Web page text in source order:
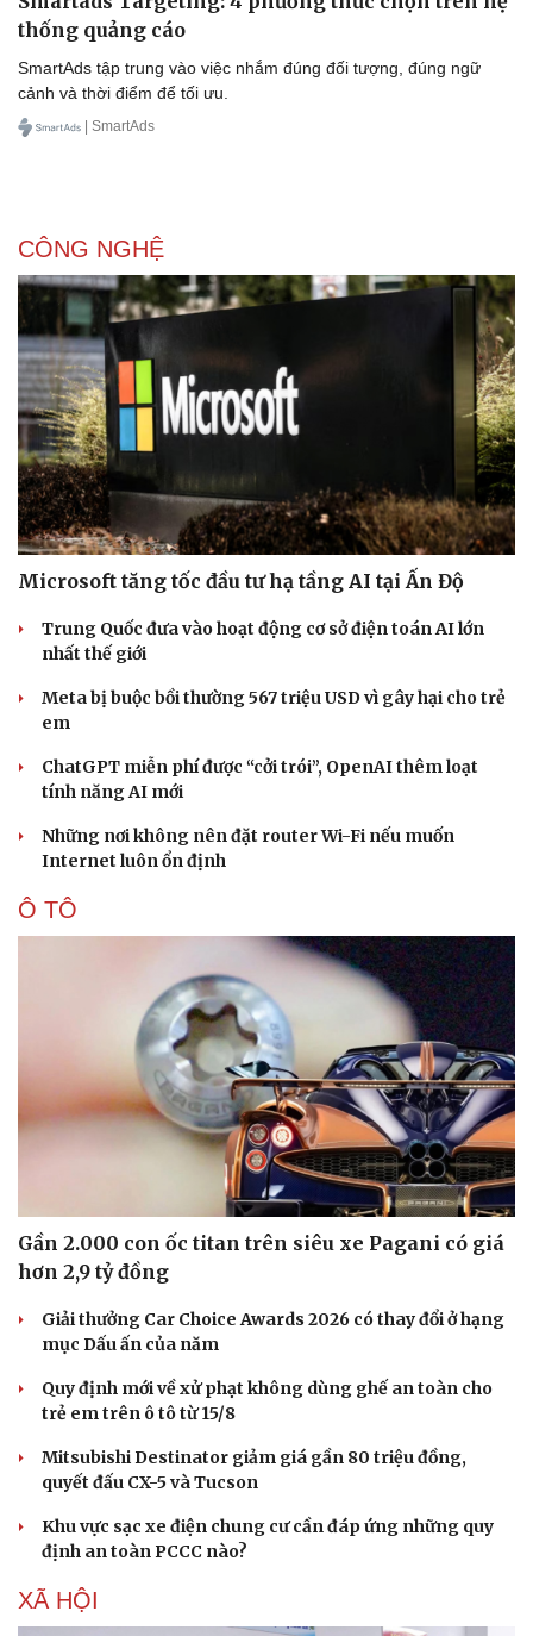
Cây thuốc
Sản phụ khoa
Nhi khoa
Nam khoa
Làm đẹp - giảm cân
Ăn sạch sống khỏe
Đời sống
Nhà đẹp
Blog
thống quảng cáo
SmartAds tập trung vào việc nhắm đúng đối tượng, đúng ngữ
cảnh và thời điểm để tối ưu.
| SmartAds
CÔNG NGHỆ
Microsoft tăng tốc đầu tư hạ tầng AI tại Ấn Độ
Trung Quốc đưa vào hoạt động cơ sở điện toán AI lớn
nhất thế giới
Meta bị buộc bồi thường 567 triệu USD vì gây hại cho trẻ
em
ChatGPT miễn phí được “cởi trói”, OpenAI thêm loạt
tính năng AI mới
Những nơi không nên đặt router Wi-Fi nếu muốn
Internet luôn ổn định
Ô TÔ
Gần 2.000 con ốc titan trên siêu xe Pagani có giá
hơn 2,9 tỷ đồng
Giải thưởng Car Choice Awards 2026 có thay đổi ở hạng
mục Dấu ấn của năm
Quy định mới về xử phạt không dùng ghế an toàn cho
trẻ em trên ô tô từ 15/8
Mitsubishi Destinator giảm giá gần 80 triệu đồng,
quyết đấu CX-5 và Tucson
Khu vực sạc xe điện chung cư cần đáp ứng những quy
định an toàn PCCC nào?
XÃ HỘI